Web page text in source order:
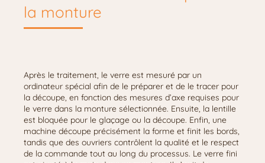
la monture
Après le traitement, le verre est mesuré par un
ordinateur spécial afin de le préparer et de le tracer pour
la découpe, en fonction des mesures d’axe requises pour
le verre dans la monture sélectionnée. Ensuite, la lentille
est bloquée pour le glaçage ou la découpe. Enfin, une
machine découpe précisément la forme et finit les bords,
tandis que des ouvriers contrôlent la qualité et le respect
de la commande tout au long du processus. Le verre fini